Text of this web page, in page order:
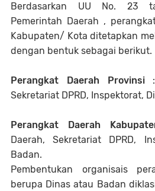
Berdasarkan UU No. 23
Pemerintah Daerah ,
Kabupaten/ Kota ditetapkan
dengan bentuk sebagai berikut.
Perangkat Daerah Provinsi:
Sekretariat DPRD, Inspektorat,
Perangkat Daerah
Daerah, Sekretariat DPRD,
Badan.
Pembentukan organisais
berupa Dinas atau Badan